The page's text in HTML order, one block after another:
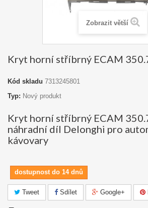
Zobrazit větší
Kryt horní stříbrný ECAM
Kód skladu 7313245801
Typ: Nový produkt
Kryt horní stříbrný ECAM
náhradní díl Delonghi pro
kávovary
dostupnost do 14 dnů
Tweet Sdílet Google+